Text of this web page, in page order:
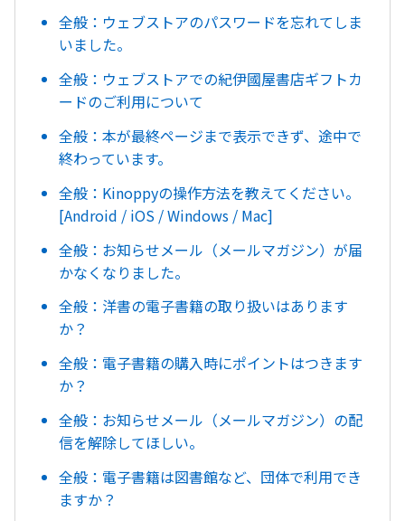
全般：ウェブストアのパスワードを忘れてしま
いました。
全般：ウェブストアでの紀伊國屋書店ギフトカ
ードのご利用について
全般：本が最終ページまで表示できず、途中で
終わっています。
全般：Kinoppyの操作方法を教えてください。
[Android / iOS / Windows / Mac]
全般：お知らせメール（メールマガジン）が届
かなくなりました。
全般：洋書の電子書籍の取り扱いはあります
か？
全般：電子書籍の購入時にポイントはつきます
か？
全般：お知らせメール（メールマガジン）の配
信を解除してほしい。
全般：電子書籍は図書館など、団体で利用でき
ますか？